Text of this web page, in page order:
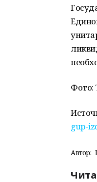
Фото:
gup-
Автор: